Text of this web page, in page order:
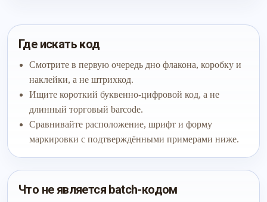
Где искать код
Смотрите в первую очередь дно флакона, коробку и
наклейки, а не штрихкод.
Ищите короткий буквенно-цифровой код, а не
длинный торговый barcode.
Сравнивайте расположение, шрифт и форму
маркировки с подтверждёнными примерами ниже.
Что не является batch-кодом